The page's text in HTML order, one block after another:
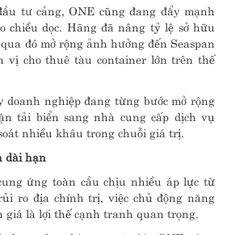
tư cảng, ONE cũng đang đẩy mạnh
chiều dọc. Hãng đã nâng tỷ lệ sở hữu
đó mở rộng ảnh hưởng đến Seaspan
vị cho thuê tàu container lớn trên thế
nghiệp đang từng bước mở rộng
tải biển sang nhà cung cấp dịch vụ
nhiều khâu trong chuỗi giá trị.
dài hạn
ứng toàn cầu chịu nhiều áp lực từ
ro địa chính trị, việc chủ động năng
giá là lợi thế cạnh tranh quan trọng.